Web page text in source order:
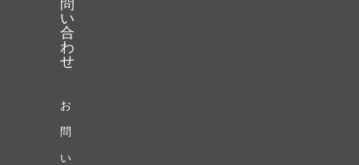
問
い
合
わ
せ
お
問
い